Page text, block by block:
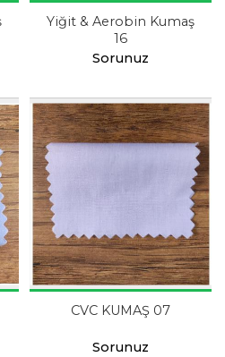
Yiğit & Aerobin Kumaş
16
Sorunuz
CVC KUMAŞ 07
Sorunuz